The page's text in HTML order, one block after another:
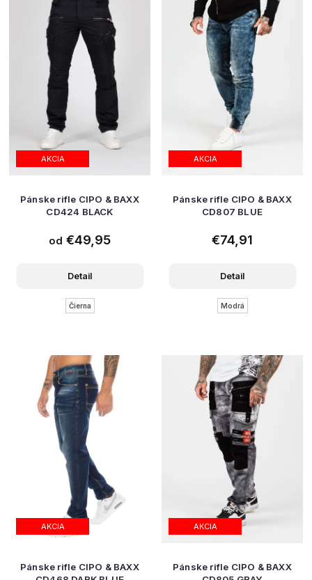
AKCIA
Pánske rifle CIPO & BAXX
CD424 BLACK
od €49,95
Detail
Čierna
AKCIA
Pánske rifle CIPO & BAXX
CD807 BLUE
€74,91
Detail
Modrá
AKCIA
Pánske rifle CIPO & BAXX
AKCIA
Pánske rifle CIPO & BAXX